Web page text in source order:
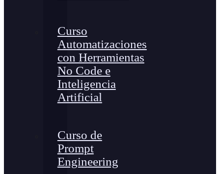
Curso
Automatizaciones
con Herramientas
No Code e
Inteligencia
Artificial
Curso de
Prompt
Engineering